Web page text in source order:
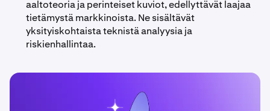
aaltoteoria ja perinteiset kuviot, edellyttävät laajaa
tietämystä markkinoista. Ne sisältävät
yksityiskohtaista teknistä analyysia ja
riskienhallintaa.